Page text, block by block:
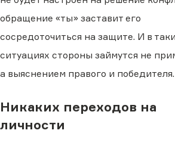
обращение «ты» заставит его
сосредоточиться на защите. И в
ситуациях стороны займутся не
а выяснением правого и победителя.
Никаких переходов на
личности